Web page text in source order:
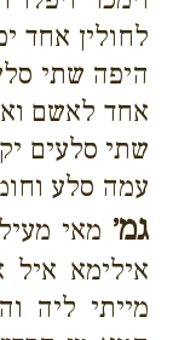
לחולין אחד
היפה שתי
אחד לאשם
שתי סלעים
עמה סלע
גמ׳ מאי
אילימא
מייתי ליה